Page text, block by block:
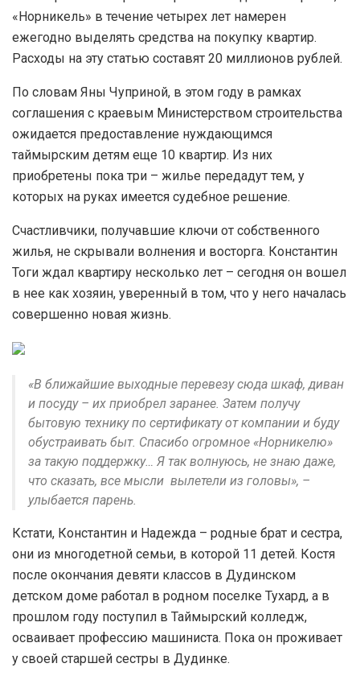
«Норникель» в течение четырех лет намерен
ежегодно выделять средства на покупку квартир.
Расходы на эту статью составят 20 миллионов рублей.
По словам Яны Чуприной, в этом году в рамках
соглашения с краевым Министерством строительства
ожидается предоставление нуждающимся
таймырским детям еще 10 квартир. Из них
приобретены пока три – жилье передадут тем, у
которых на руках имеется судебное решение.
Счастливчики, получавшие ключи от собственного
жилья, не скрывали волнения и восторга. Константин
Тоги ждал квартиру несколько лет – сегодня он вошел
в нее как хозяин, уверенный в том, что у него началась
совершенно новая жизнь.
«В ближайшие выходные перевезу сюда шкаф, диван
и посуду – их приобрел заранее. Затем получу
бытовую технику по сертификату от компании и буду
обустраивать быт. Спасибо огромное «Норникелю»
за такую поддержку… Я так волнуюсь, не знаю даже,
что сказать, все мысли вылетели из головы», –
улыбается парень.
Кстати, Константин и Надежда – родные брат и сестра,
они из многодетной семьи, в которой 11 детей. Костя
после окончания девяти классов в Дудинском
детском доме работал в родном поселке Тухард, а в
прошлом году поступил в Таймырский колледж,
осваивает профессию машиниста. Пока он проживает
у своей старшей сестры в Дудинке.